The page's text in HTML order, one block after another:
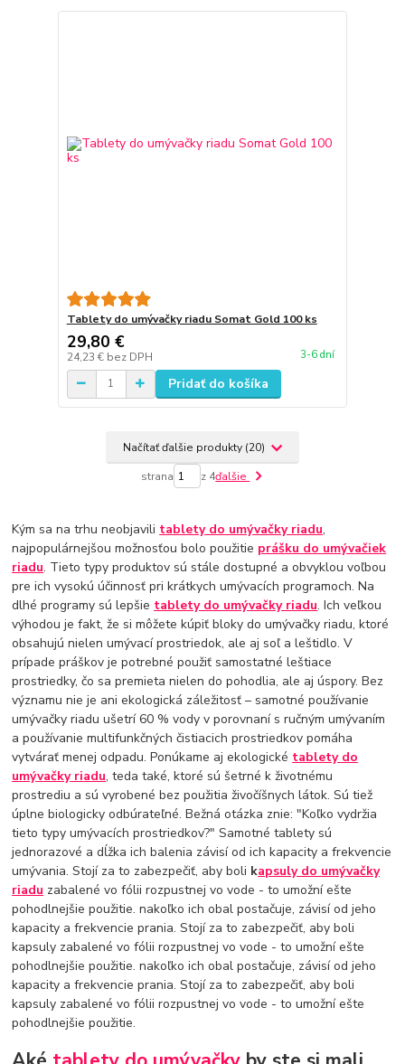
Tablety do umývačky riadu Somat Gold 100 ks
29,80 €
24,23 € bez DPH 3-6 dní
Pridať do košíka
Načítať ďalšie produkty (20)
strana z 4ďalšie
Kým sa na trhu neobjavili tablety do umývačky riadu,
najpopulárnejšou možnosťou bolo použitie prášku do umývačiek
riadu. Tieto typy produktov sú stále dostupné a obvyklou voľbou
pre ich vysokú účinnosť pri krátkych umývacích programoch. Na
dlhé programy sú lepšie tablety do umývačky riadu. Ich veľkou
výhodou je fakt, že si môžete kúpiť bloky do umývačky riadu, ktoré
obsahujú nielen umývací prostriedok, ale aj soľ a leštidlo. V
prípade práškov je potrebné použiť samostatné leštiace
prostriedky, čo sa premieta nielen do pohodlia, ale aj úspory. Bez
významu nie je ani ekologická záležitosť – samotné používanie
umývačky riadu ušetrí 60 % vody v porovnaní s ručným umývaním
a používanie multifunkčných čistiacich prostriedkov pomáha
vytvárať menej odpadu. Ponúkame aj ekologické tablety do
umývačky riadu, teda také, ktoré sú šetrné k životnému
prostrediu a sú vyrobené bez použitia živočíšnych látok. Sú tiež
úplne biologicky odbúrateľné. Bežná otázka znie: "Koľko vydržia
tieto typy umývacích prostriedkov?" Samotné tablety sú
jednorazové a dĺžka ich balenia závisí od ich kapacity a frekvencie
umývania. Stojí za to zabezpečiť, aby boli kapsuly do umývačky
riadu zabalené vo fólii rozpustnej vo vode - to umožní ešte
pohodlnejšie použitie. nakoľko ich obal postačuje, závisí od jeho
kapacity a frekvencie prania. Stojí za to zabezpečiť, aby boli
kapsuly zabalené vo fólii rozpustnej vo vode - to umožní ešte
pohodlnejšie použitie. nakoľko ich obal postačuje, závisí od jeho
kapacity a frekvencie prania. Stojí za to zabezpečiť, aby boli
kapsuly zabalené vo fólii rozpustnej vo vode - to umožní ešte
pohodlnejšie použitie.